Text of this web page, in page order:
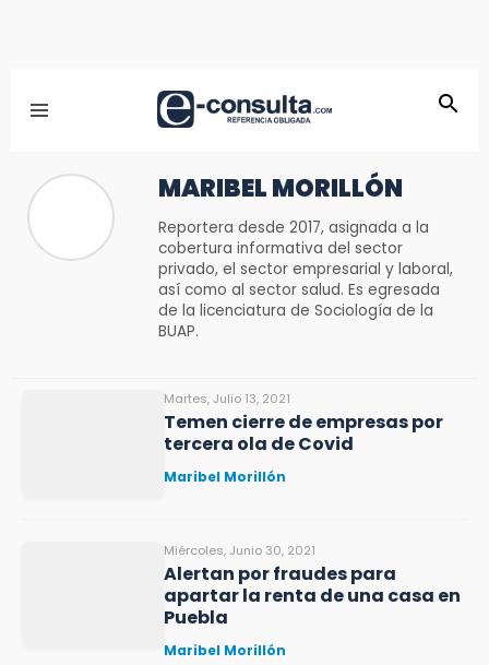
MARIBEL MORILLÓN
Reportera desde 2017, asignada a la
cobertura informativa del sector
privado, el sector empresarial y laboral,
así como al sector salud. Es egresada
de la licenciatura de Sociología de la
BUAP.
Martes, Julio 13, 2021
Temen cierre de empresas por
tercera ola de Covid
Maribel Morillón
Miércoles, Junio 30, 2021
Alertan por fraudes para
apartar la renta de una casa en
Puebla
Maribel Morillón